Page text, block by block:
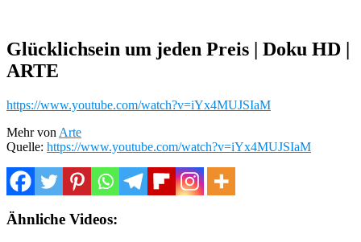
Glücklichsein um jeden Preis | Doku HD |
ARTE
https://www.youtube.com/watch?v=iYx4MUJSIaM
Mehr von Arte
Quelle: https://www.youtube.com/watch?v=iYx4MUJSIaM
Ähnliche Videos: